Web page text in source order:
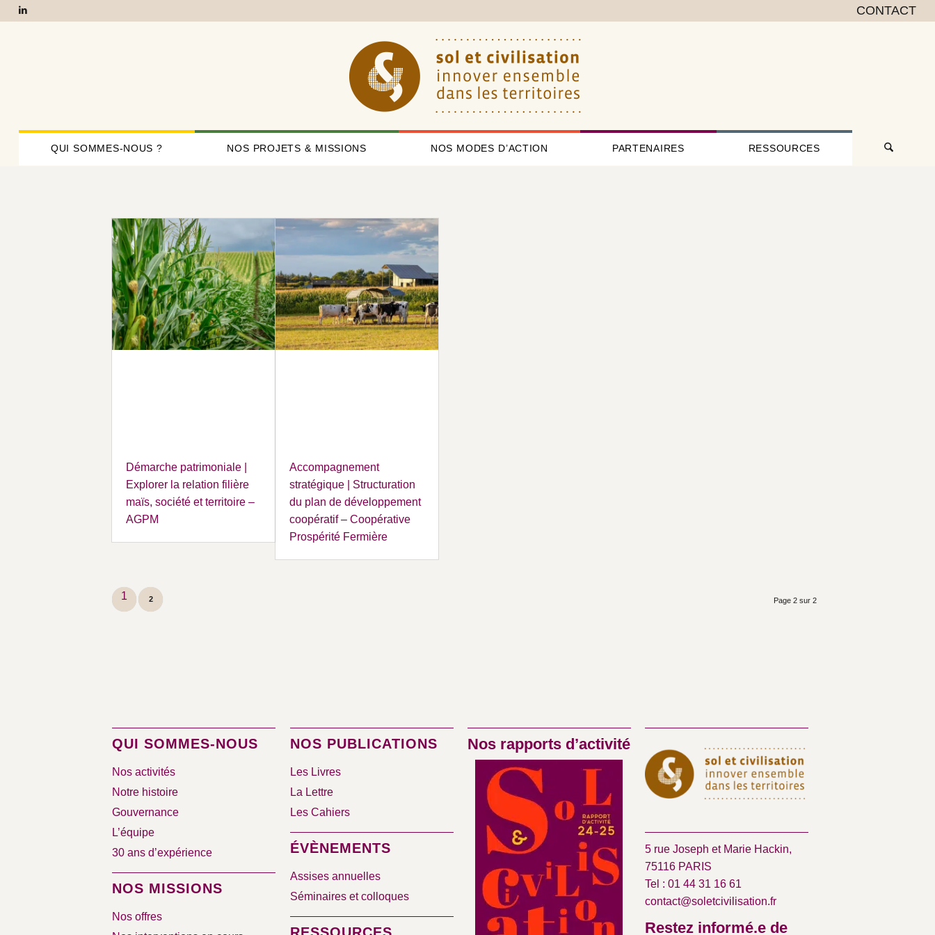
CONTACT
QUI SOMMES-NOUS ? NOS PROJETS & MISSIONS NOS MODES D’ACTION PARTENAIRES RESSOURCES
Démarche patrimoniale |
Explorer la relation filière
maïs, société et territoire –
AGPM
Accompagnement
stratégique | Structuration
du plan de développement
coopératif – Coopérative
Prospérité Fermière
Page 2 sur 2
1 2
QUI SOMMES-NOUS
Nos activités
Notre histoire
Gouvernance
L’équipe
30 ans d’expérience
NOS MISSIONS
Nos offres
NOS PUBLICATIONS
Les Livres
La Lettre
Les Cahiers
ÉVÈNEMENTS
Assises annuelles
Séminaires et colloques
Nos rapports d’activité
5 rue Joseph et Marie Hackin,
75116 PARIS
Tel : 01 44 31 16 61
contact@soletcivilisation.fr
Restez informé.e de